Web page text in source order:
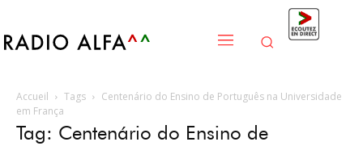
Accueil Tags
Centenário do Ensino de Português na Universidade
em França
Tag: Centenário do Ensino de